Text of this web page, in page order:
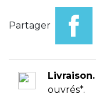
Partager
Livraison.
ouvrés*.